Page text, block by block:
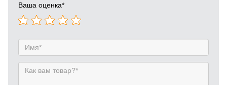
Ваша оценка*